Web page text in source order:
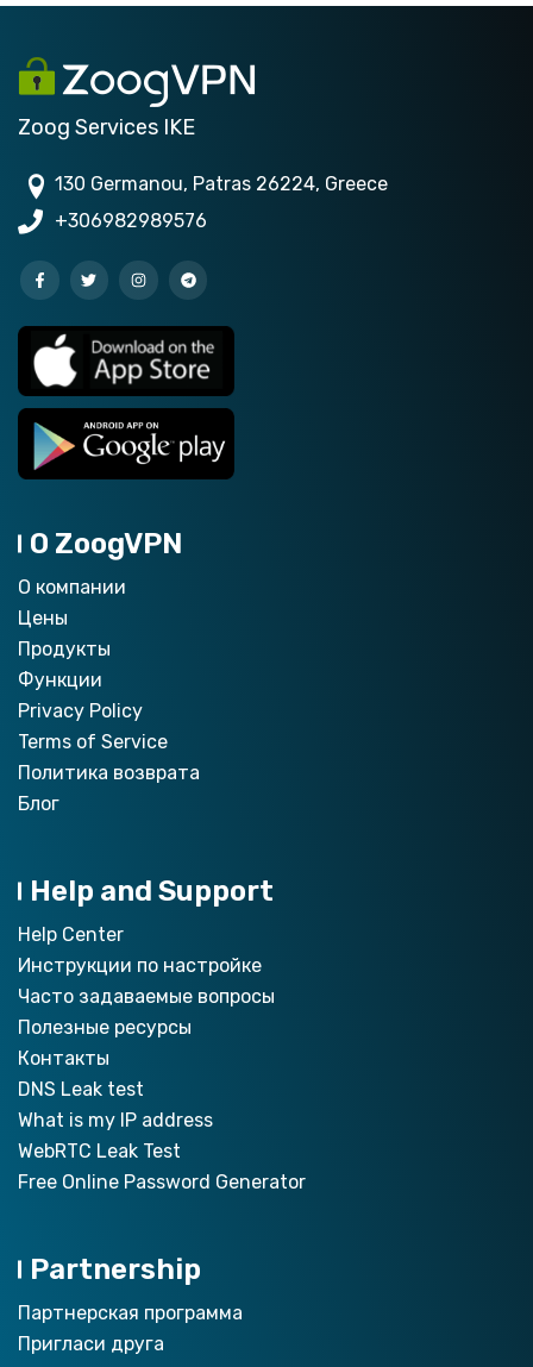
Zoog Services IKE
130 Germanou, Patras 26224, Greece
+306982989576
О ZoogVPN
О компании
Цены
Продукты
Функции
Privacy Policy
Terms of Service
Политика возврата
Блог
Help and Support
Help Center
Инструкции по настройкe
Часто задаваемые вопросы
Полезные ресурсы
Контакты
DNS Leak test
What is my IP address
WebRTC Leak Test
Free Online Password Generator
Partnership
Партнерская программа
Пригласи друга